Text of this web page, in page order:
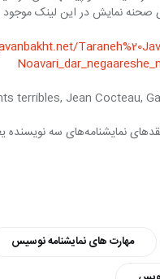
صحنه نمایش در این لینک
۷ در پاسخ به مخاطبان،
مهارت های نمایشنامه نوسیس